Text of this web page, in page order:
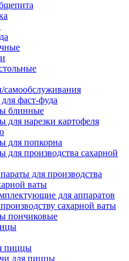
самообслуживания
фаст-фуда
блинные
для нарезки картофеля
для попкорна
для производства сахарной
для производства
ваты
для аппаратов
сахарной ваты
пончиковые
пиццы
для пиццы